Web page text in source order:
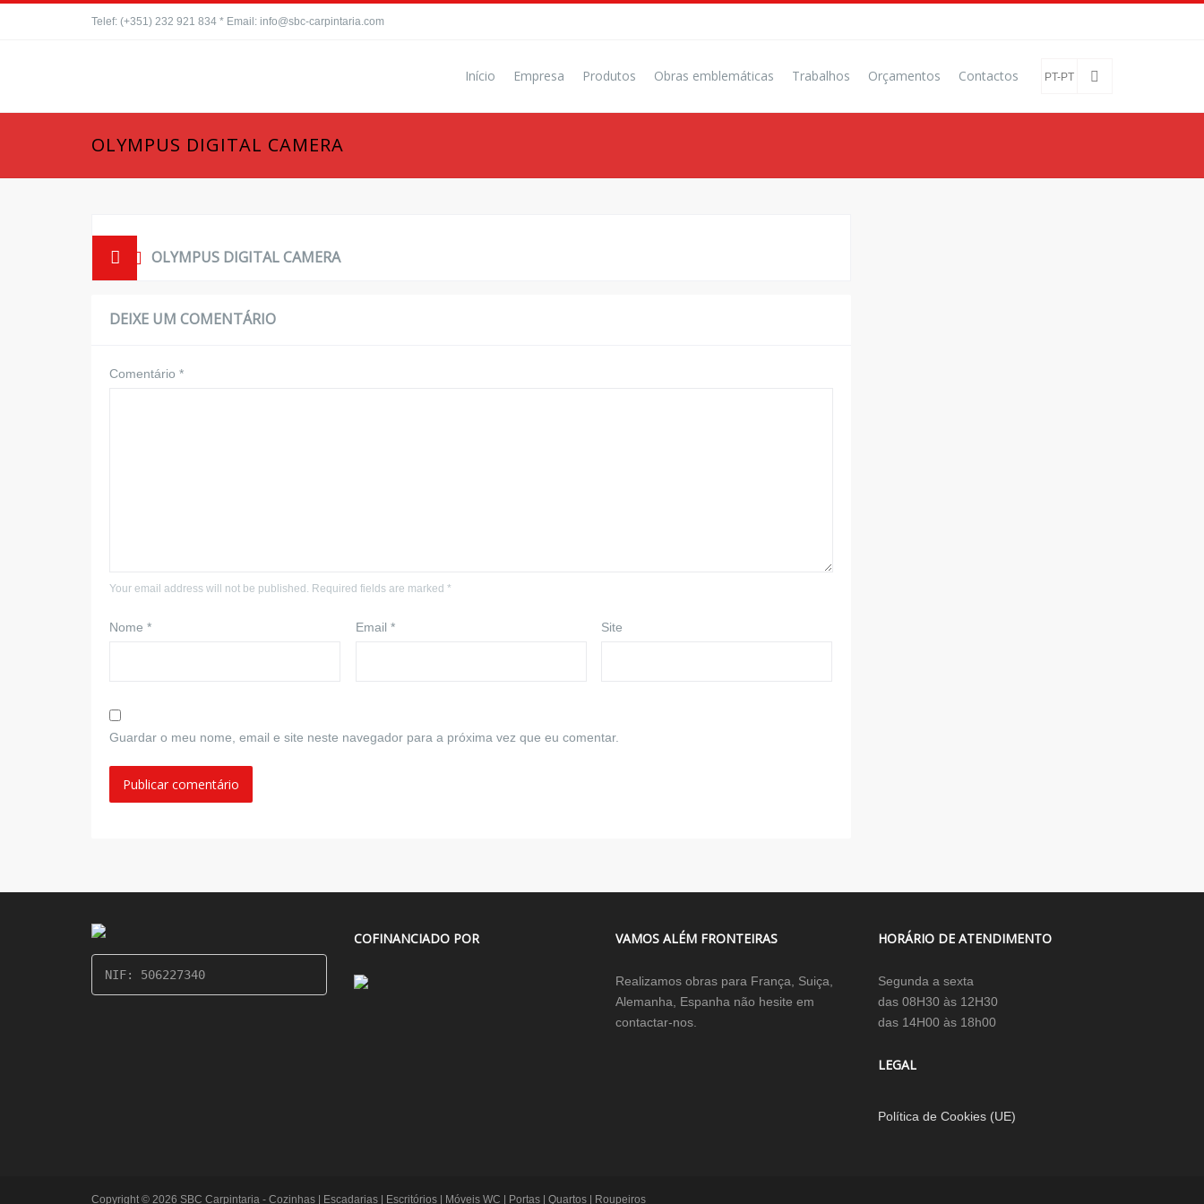
Telef: (+351) 232 921 834 * Email: info@sbc-carpintaria.com
PT-PT
Início Empresa Produtos Obras emblemáticas Trabalhos Orçamentos Contactos
OLYMPUS DIGITAL CAMERA
OLYMPUS DIGITAL CAMERA
DEIXE UM COMENTÁRIO
Comentário *
Your email address will not be published. Required fields are marked *
Nome * Email * Site
Guardar o meu nome, email e site neste navegador para a próxima vez que eu comentar.
NIF: 506227340
COFINANCIADO POR VAMOS ALÉM FRONTEIRAS
Realizamos obras para França, Suiça,
Alemanha, Espanha não hesite em
contactar-nos.
HORÁRIO DE ATENDIMENTO
Segunda a sexta
das 08H30 às 12H30
das 14H00 às 18h00
LEGAL
Política de Cookies (UE)
Copyright © 2026 SBC Carpintaria - Cozinhas | Escadarias | Escritórios | Móveis WC | Portas | Quartos | Roupeiros